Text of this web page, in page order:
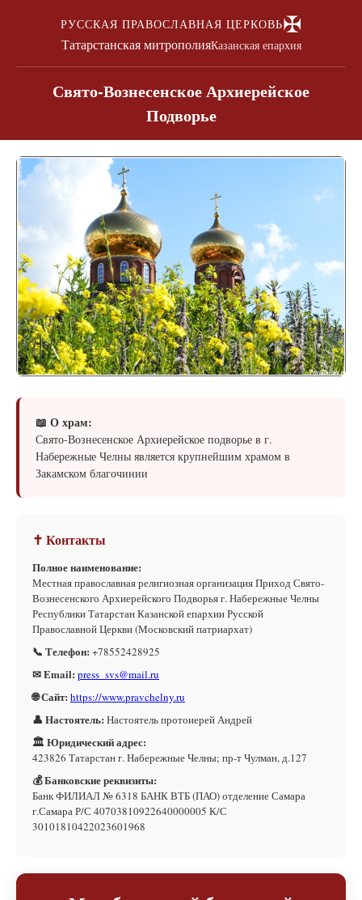
РУССКАЯ ПРАВОСЛАВНАЯ ЦЕРКОВЬ✠
Татарстанская митрополияКазанская епархия
Свято-Вознесенское Архиерейское
Подворье
📖 О храм:
Свято-Вознесенское Архиерейское подворье в г.
Набережные Челны является крупнейшим храмом в
Закамском благочинии
✝ Контакты
Полное наименование:
Местная православная религиозная организация Приход Свято-
Вознесенского Архиерейского Подворья г. Набережные Челны
Республики Татарстан Казанской епархии Русской
Православной Церкви (Московский патриархат)
📞 Телефон: +78552428925
✉ Email: press_svs@mail.ru
🌐 Сайт: https://www.pravchelny.ru
👤 Настоятель: Настоятель протоиерей Андрей
🏛 Юридический адрес:
423826 Татарстан г. Набережные Челны; пр-т Чулман, д.127
💰 Банковские реквизиты:
Банк ФИЛИАЛ № 6318 БАНК ВТБ (ПАО) отделение Самара
г.Самара Р/С 40703810922640000005 К/С
30101810422023601968